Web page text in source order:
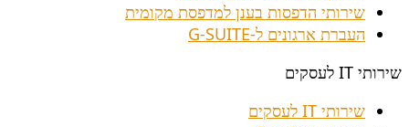
שירותי הדפסות בענן למדפסת מקומית
העברת ארגונים ל-G-SUITE
שירותי IT לעסקים
שירותי IT לעסקים